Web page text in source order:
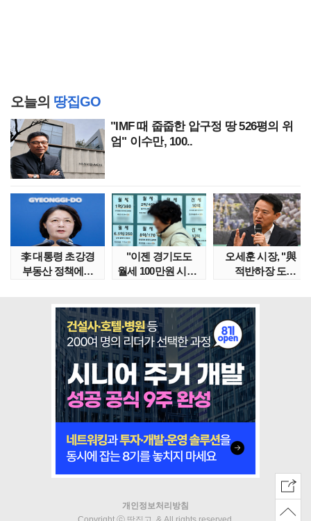
오늘의 땅집GO
"IMF 때 줍줍한 압구정 땅 526평의 위
엄" 이수만, 100..
李 대통령 초강경
부동산 정책에…
"이젠 경기도도
월세 100만원 시대"
오세훈 시장, "與
적반하장 도
개인정보처리방침